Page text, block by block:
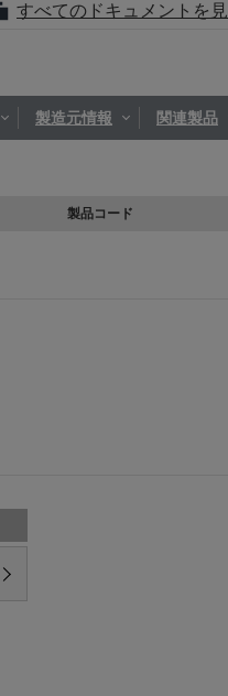
すべてのドキュメントを
製造元情報 関連製品
製品コード